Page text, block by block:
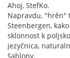
Ahoj, StefKo.
Napravdu, "hrěn"
Steenbergen,
sklonnost k
jezyčnica,
šablony.